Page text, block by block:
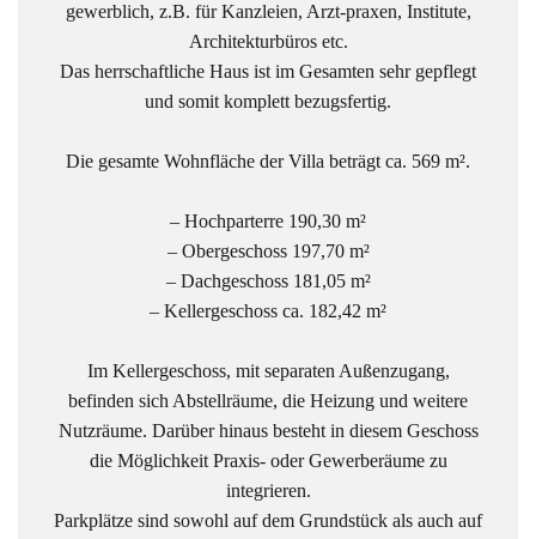
gewerblich, z.B. für Kanzleien, Arzt-praxen, Institute,
Architekturbüros etc.
Das herrschaftliche Haus ist im Gesamten sehr gepflegt
und somit komplett bezugsfertig.
Die gesamte Wohnfläche der Villa beträgt ca. 569 m².
– Hochparterre 190,30 m²
– Obergeschoss 197,70 m²
– Dachgeschoss 181,05 m²
– Kellergeschoss ca. 182,42 m²
Im Kellergeschoss, mit separaten Außenzugang,
befinden sich Abstellräume, die Heizung und weitere
Nutzräume. Darüber hinaus besteht in diesem Geschoss
die Möglichkeit Praxis- oder Gewerberäume zu
integrieren.
Parkplätze sind sowohl auf dem Grundstück als auch auf